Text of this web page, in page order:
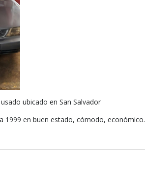
ubicado en San Salvador
1999 en buen estado, cómodo, económico.